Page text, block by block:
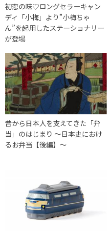
初恋の味♡ロングセラーキャン
ディ「小梅」より”小梅ちゃ
ん”を起用したステーショナリー
が登場
昔から日本人を支えてきた「弁
当」のはじまり ～日本史におけ
るお弁当【後編】～